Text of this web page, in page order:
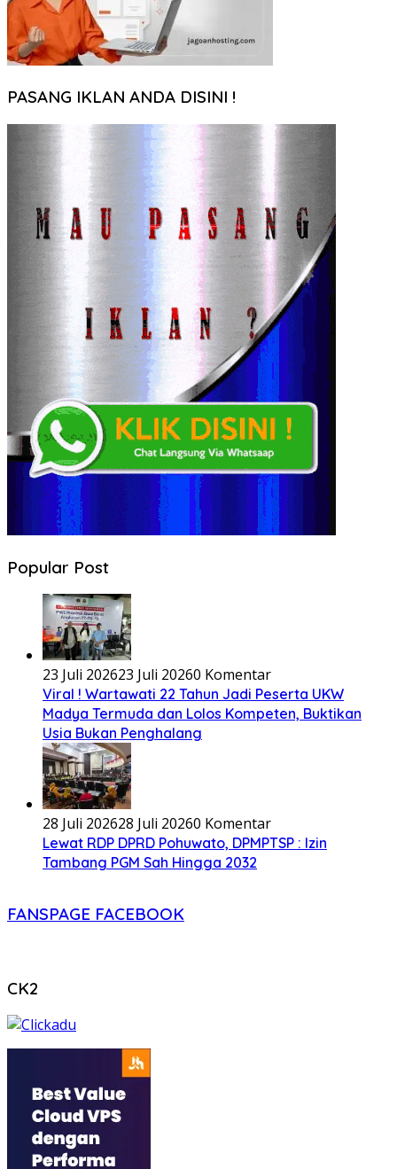
PASANG IKLAN ANDA DISINI !
Popular Post
23 Juli 202623 Juli 20260 Komentar
Viral ! Wartawati 22 Tahun Jadi Peserta UKW
Madya Termuda dan Lolos Kompeten, Buktikan
Usia Bukan Penghalang
28 Juli 202628 Juli 20260 Komentar
Lewat RDP DPRD Pohuwato, DPMPTSP : Izin
Tambang PGM Sah Hingga 2032
FANSPAGE FACEBOOK
CK2